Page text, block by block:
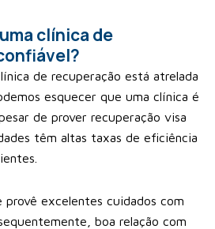
clínica de
de recuperação está atrelada
esquecer que uma clínica é
de prover recuperação visa
têm altas taxas de eficiência
excelentes cuidados com
boa relação com